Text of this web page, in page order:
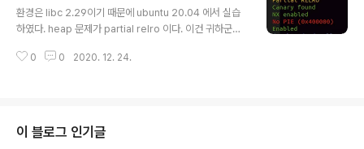
(); if ( v3 != 2 ) break; if ( v4 2 ) { if ( v3 == 3 ) { pri
nt_name(); } else { ..
환경은 libc 2.29이기 때문에 ubuntu 20.04 에서 실습
하였다. heap 문제가 partial relro 이다. 이건 귀하군
기에 앞서 2.29 이상에서 tcache의 변경점을 간단하게
cache 전체를 돌면서 검사를 하기 때문에 fastbin 과 같
은 double free도 안된다. 그러나 우회 방법이 있다. 1. fr
0 0 2020. 12. 24.
이 블로그 인기글